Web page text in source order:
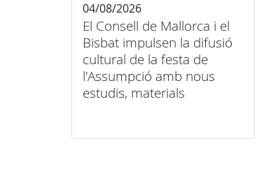
El Consell de Mallorca i el
Bisbat impulsen la difusió
cultural de la festa de
l'Assumpció amb nous
estudis, materials
04/08/2026